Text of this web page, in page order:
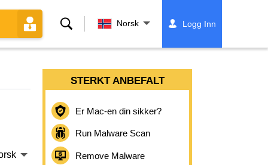
Søk Norsk Logg Inn
STERKT ANBEFALT
Er Mac-en din sikker?
Run Malware Scan
Remove Malware